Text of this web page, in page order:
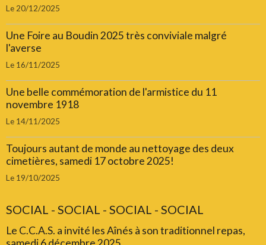
Le 20/12/2025
Une Foire au Boudin 2025 très conviviale malgré
l'averse
Le 16/11/2025
Une belle commémoration de l'armistice du 11
novembre 1918
Le 14/11/2025
Toujours autant de monde au nettoyage des deux
cimetières, samedi 17 octobre 2025!
Le 19/10/2025
SOCIAL - SOCIAL - SOCIAL - SOCIAL
Le C.C.A.S. a invité les Aînés à son traditionnel repas,